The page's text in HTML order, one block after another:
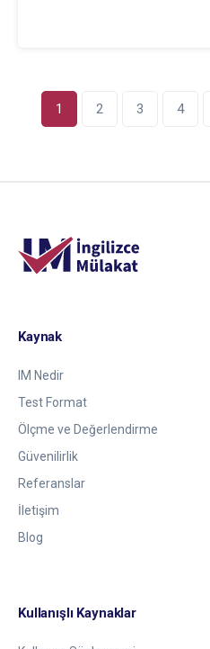
1 2 3 4
Kaynak
IM Nedir
Test Format
Ölçme ve Değerlendirme
Güvenilirlik
Referanslar
İletişim
Blog
Kullanışlı Kaynaklar